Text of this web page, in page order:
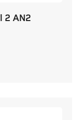
AN2